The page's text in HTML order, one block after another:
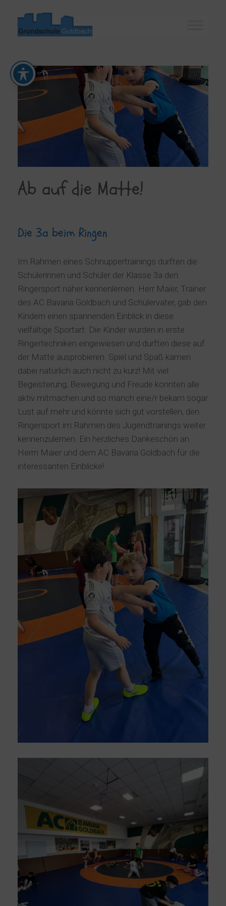
Ab auf die Matte!
Die 3a beim Ringen
Im Rahmen eines Schnuppertrainings durften die
Schülerinnen und Schüler der Klasse 3a den
Ringersport näher kennenlernen. Herr Maier, Trainer
des AC Bavaria Goldbach und Schülervater, gab den
Kindern einen spannenden Einblick in diese
vielfältige Sportart. Die Kinder wurden in erste
Ringertechniken eingewiesen und durften diese auf
der Matte ausprobieren. Spiel und Spaß kamen
dabei natürlich auch nicht zu kurz! Mit viel
Begeisterung, Bewegung und Freude konnten alle
aktiv mitmachen und so manch eine/r bekam sogar
Lust auf mehr und könnte sich gut vorstellen, den
Ringersport im Rahmen des Jugendtrainings weiter
kennenzulernen. Ein herzliches Dankeschön an
Herrn Maier und dem AC Bavaria Goldbach für die
interessanten Einblicke!